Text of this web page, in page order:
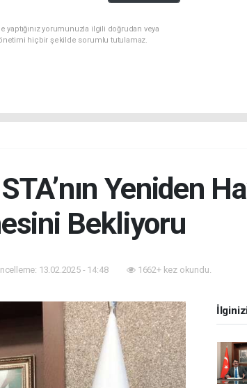
yorumunuzla ilgili doğrudan veya
hiçbir şekilde sorumlu tutulamaz.
Yeniden
Bekliyoru
13.02.2025 - 14:48 1662+ kez okundu.